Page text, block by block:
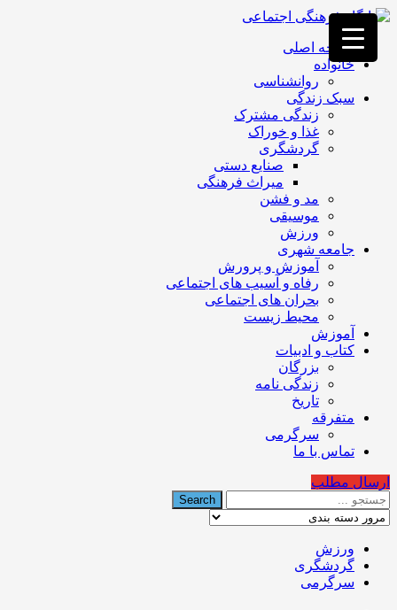
فصد
خون
غرب
تهران
خشکشویی
تصفیه
تهران
صفحه اصلی
خانواده
روانشناسی
سبک زندگی
زندگی مشترک
غذا و خوراک
گردشگری
صنایع دستی
میراث فرهنگی
مد و فشن
موسیقی
ورزش
جامعه شهری
آموزش و پرورش
رفاه و آسیب های اجتماعی
بحران های اجتماعی
محیط زیست
آموزش
کتاب و ادبیات
بزرگان
زندگی نامه
تاریخ
متفرقه
سرگرمی
تماس با ما
ارسال مطلب
ورزش
گردشگری
سرگرمی